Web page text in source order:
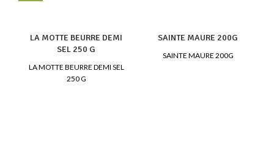
LA MOTTE BEURRE DEMI
SEL 250 G
LA MOTTE BEURRE DEMI SEL
250 G
SAINTE MAURE 200G
SAINTE MAURE 200G